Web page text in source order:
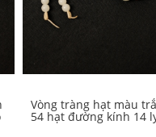
Vòng tràng hạt màu
54 hạt đường kính 14